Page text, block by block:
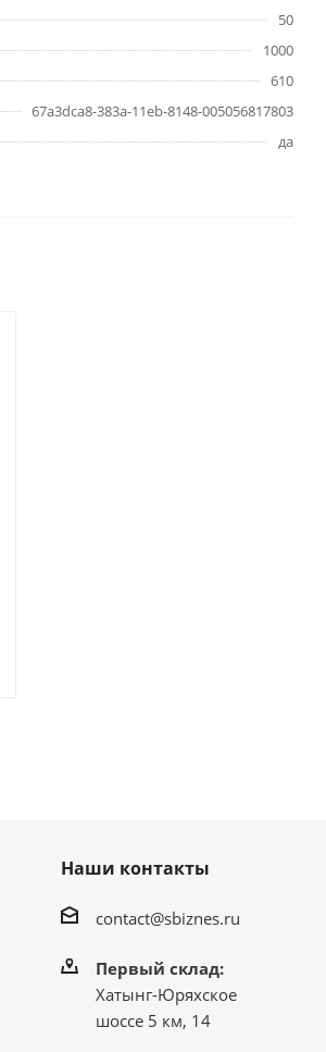
50
1000
610
67a3dca8-383a-11eb-8148-005056817803
да
Наши контакты
contact@sbiznes.ru
Первый склад:
Хатынг-Юряхское
шоссе 5 км, 14